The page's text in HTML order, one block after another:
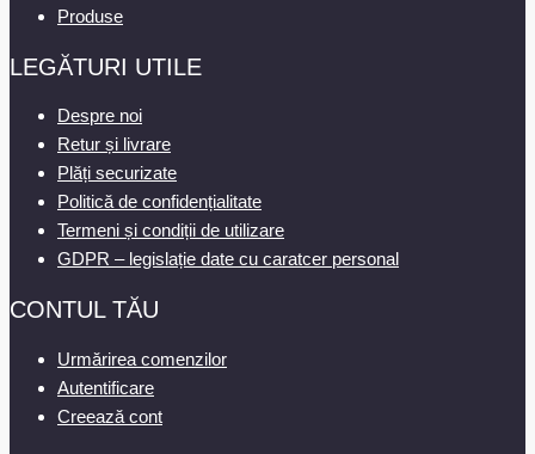
Produse
LEGĂTURI UTILE
Despre noi
Retur și livrare
Plăți securizate
Politică de confidențialitate
Termeni și condiții de utilizare
GDPR – legislație date cu caratcer personal
CONTUL TĂU
Urmărirea comenzilor
Autentificare
Creează cont